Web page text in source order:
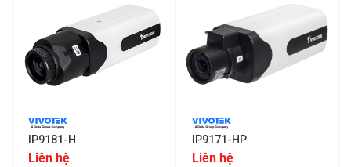
IP9181-H
Liên hệ
IP9171-HP
Liên hệ